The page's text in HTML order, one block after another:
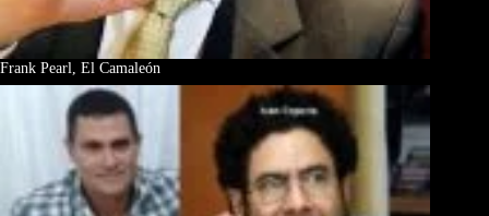
Frank Pearl, El Camaleón